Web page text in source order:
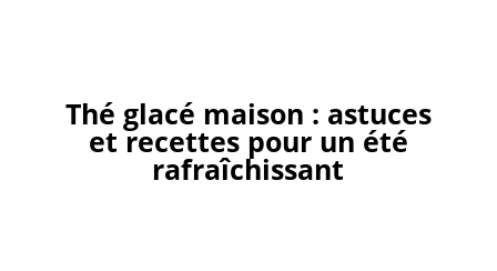
Thé glacé maison : astuces
et recettes pour un été
rafraîchissant